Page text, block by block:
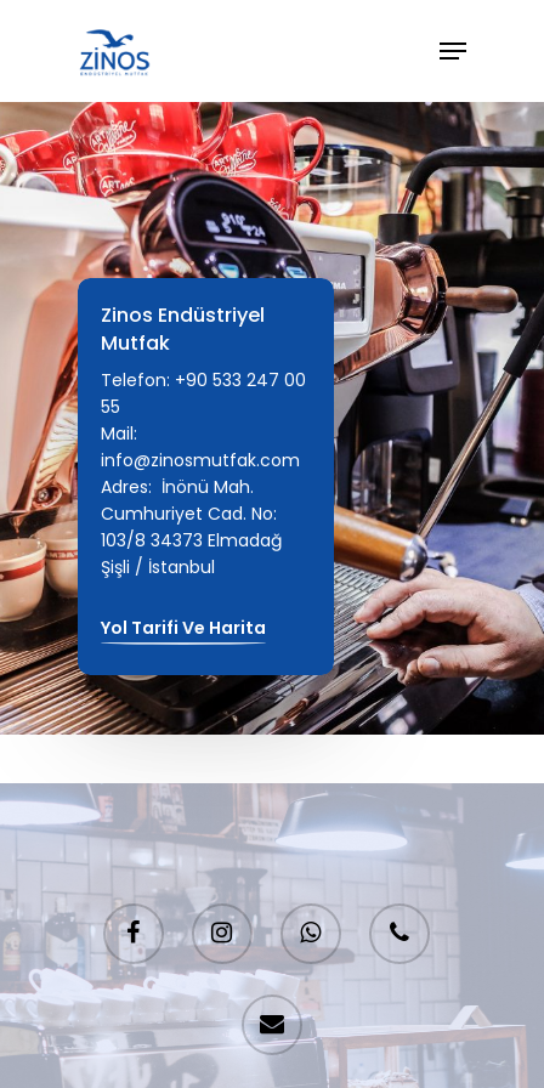
Hit enter to search or ESC to close
Zinos Endüstriyel
Mutfak
Telefon: +90 533 247 00
55
Mail:
info@zinosmutfak.com
Adres: İnönü Mah.
Cumhuriyet Cad. No:
103/8 34373 Elmadağ
Şişli / İstanbul
Yol Tarifi Ve Harita
Anasayfa
Ürünler
Hizmetlerimiz
Hakkımızda
İletişim
Türkçe
English